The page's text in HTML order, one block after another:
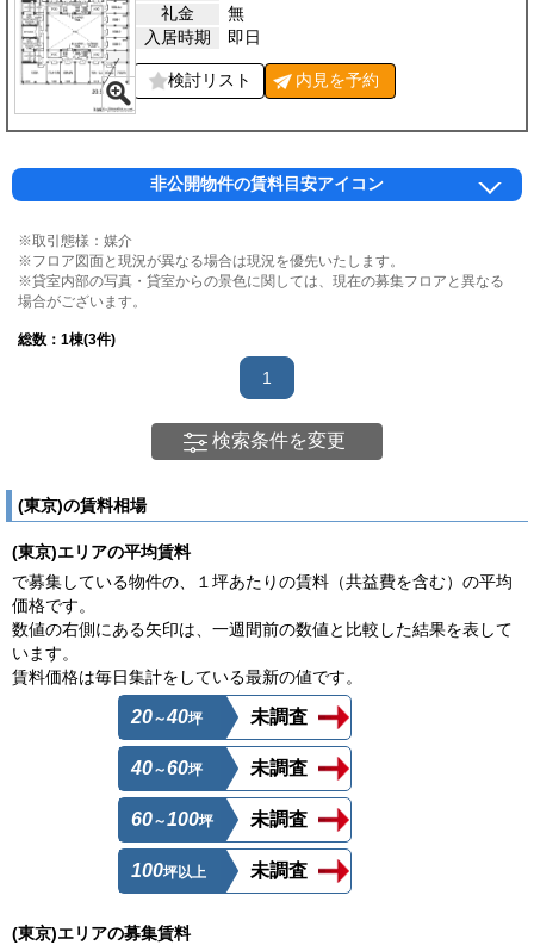
礼金
無
入居時期
即日
検討リスト 内見を予約
非公開物件の賃料目安アイコン
※取引態様：媒介
※フロア図面と現況が異なる場合は現況を優先いたします。
※貸室内部の写真・貸室からの景色に関しては、現在の募集フロアと異なる
場合がございます。
総数： 1棟(3件)
1
検索条件を変更
(東京)の賃料相場
(東京)エリアの平均賃料
で募集している物件の、１坪あたりの賃料（共益費を含む）の平均
価格です。
数値の右側にある矢印は、一週間前の数値と比較した結果を表して
います。
賃料価格は毎日集計をしている最新の値です。
20～40坪 未調査
40～60坪 未調査
60～100坪 未調査
100坪以上 未調査
(東京)エリアの募集賃料